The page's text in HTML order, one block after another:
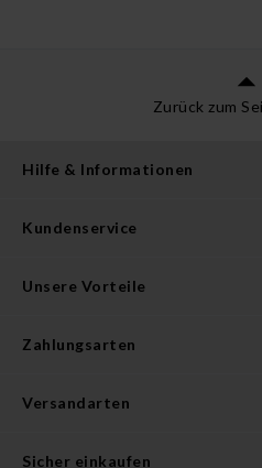
Zurück zum
Hilfe & Informationen
Kundenservice
Unsere Vorteile
Zahlungsarten
Versandarten
Sicher einkaufen